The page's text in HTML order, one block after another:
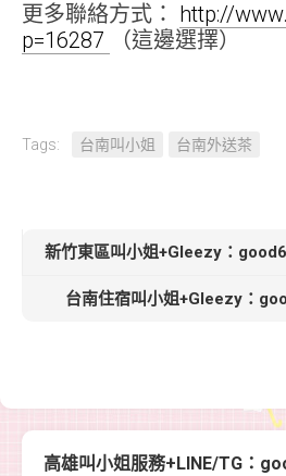
更多聯絡方式： http://
p=16287
（這邊選擇）
Tags: 台南叫小姐 台南外送茶
高雄叫小姐服務+LINE/TG：